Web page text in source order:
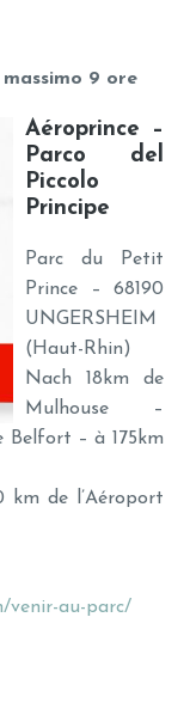
9 ore
Aéroprince –
Parco del
Piccolo
Principe
Parc du Petit
Prince – 68190
UNGERSHEIM
(Haut-Rhin)
Nach 18km de
Mulhouse –
Belfort – à 175km
km de l’Aéroport
venir-au-parc/